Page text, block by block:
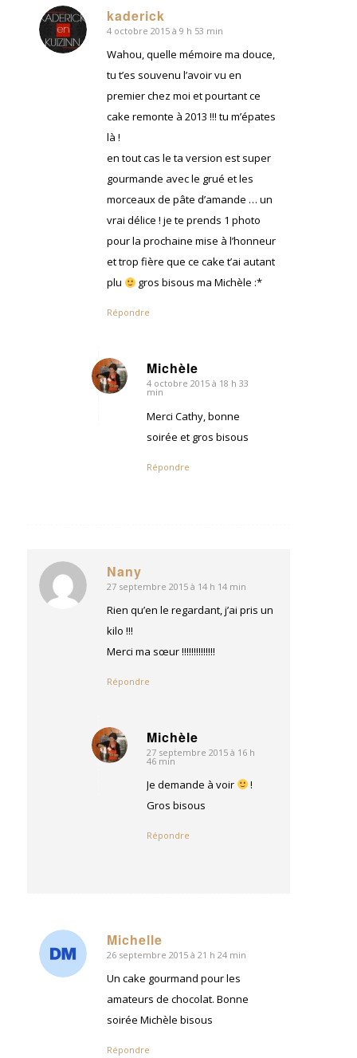
kaderick
dit
:
4 octobre 2015 à 9 h 53 min
Wahou, quelle mémoire ma douce,
tu t’es souvenu l’avoir vu en
premier chez moi et pourtant ce
cake remonte à 2013 !!! tu m’épates
là !
en tout cas le ta version est super
gourmande avec le grué et les
morceaux de pâte d’amande … un
vrai délice ! je te prends 1 photo
pour la prochaine mise à l’honneur
et trop fière que ce cake t’ai autant
plu
gros bisous ma Michèle :*
Répondre
Michèle
dit
4 octobre 2015 à 18 h 33
min
Merci Cathy, bonne
soirée et gros bisous
Répondre
Nany
dit
:
27 septembre 2015 à 14 h 14 min
Rien qu’en le regardant, j’ai pris un
kilo !!!
Merci ma sœur !!!!!!!!!!!!!!
Répondre
Michèle
dit
27 septembre 2015 à 16 h
46 min
Je demande à voir
!
Gros bisous
Répondre
Michelle
dit
:
26 septembre 2015 à 21 h 24 min
Un cake gourmand pour les
amateurs de chocolat. Bonne
soirée Michèle bisous
Répondre